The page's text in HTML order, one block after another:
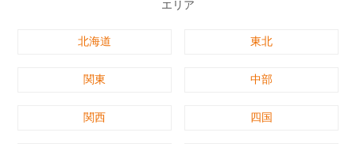
エリア
北海道 東北
関東 中部
関西 四国